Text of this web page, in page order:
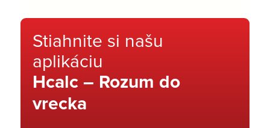
Stiahnite si našu
aplikáciu
Hcalc – Rozum do
vrecka